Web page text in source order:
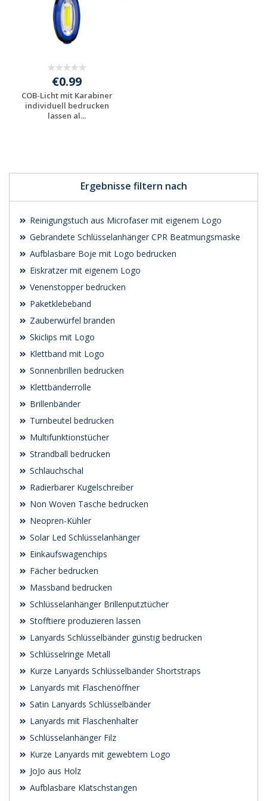
Ergebnisse filtern nach
Reinigungstuch aus Microfaser mit eigenem Logo
Gebrandete Schlüsselanhänger CPR Beatmungsmaske
Aufblasbare Boje mit Logo bedrucken
Eiskratzer mit eigenem Logo
Venenstopper bedrucken
Paketklebeband
Zauberwürfel branden
Skiclips mit Logo
Klettband mit Logo
Sonnenbrillen bedrucken
Klettbänderrolle
Brillenbänder
Turnbeutel bedrucken
Multifunktionstücher
Strandball bedrucken
Schlauchschal
Radierbarer Kugelschreiber
Non Woven Tasche bedrucken
Neopren-Kühler
Solar Led Schlüsselanhänger
Einkaufswagenchips
Fächer bedrucken
Massband bedrucken
Schlüsselanhänger Brillenputztücher
Stofftiere produzieren lassen
Lanyards Schlüsselbänder günstig bedrucken
Schlüsselringe Metall
Kurze Lanyards Schlüsselbänder Shortstraps
Lanyards mit Flaschenöffner
Satin Lanyards Schlüsselbänder
Lanyards mit Flaschenhalter
Schlüsselanhänger Filz
Kurze Lanyards mit gewebtem Logo
JoJo aus Holz
Aufblasbare Klatschstangen
€0.99
COB-Licht mit Karabiner
individuell bedrucken
lassen al...